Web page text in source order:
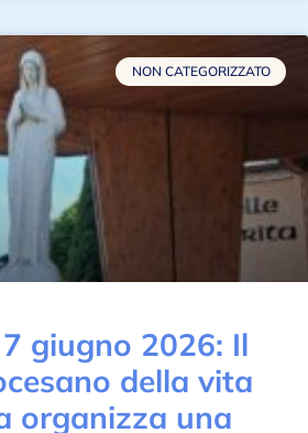
NON CATEGORIZZATO
giugno 2026: Il
della vita
organizza una